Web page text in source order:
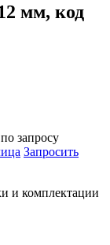
мм, код
запросу
Запросить
и комплектации